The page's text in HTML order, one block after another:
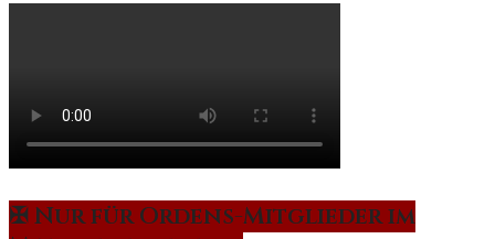
✠ Nur für Ordens-Mitglieder im